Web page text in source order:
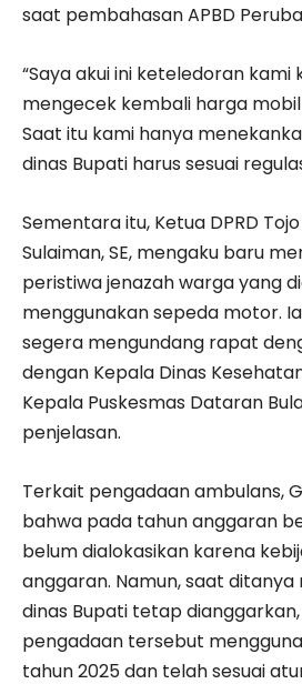
saat pembahasan APBD
“Saya akui ini keteledoran kami
mengecek kembali harga mobil
Saat itu kami hanya
dinas Bupati harus sesuai
Sementara itu, Ketua DPRD
Sulaiman, SE, mengaku baru
peristiwa jenazah warga yang
menggunakan sepeda motor.
segera mengundang rapat
dengan Kepala Dinas
Kepala Puskesmas Dataran
penjelasan.
Terkait pengadaan ambulans,
bahwa pada tahun anggaran
belum dialokasikan karena
anggaran. Namun, saat
dinas Bupati tetap
pengadaan tersebut
tahun 2025 dan telah sesuai